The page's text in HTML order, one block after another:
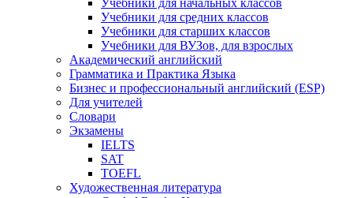
Учебники для начальных классов
Учебники для средних классов
Учебники для старших классов
Учебники для ВУЗов, для взрослых
Академический английский
Грамматика и Практика Языка
Бизнес и профессиональный английский (ESP)
Для учителей
Словари
Экзамены
IELTS
SAT
TOEFL
Художественная литература